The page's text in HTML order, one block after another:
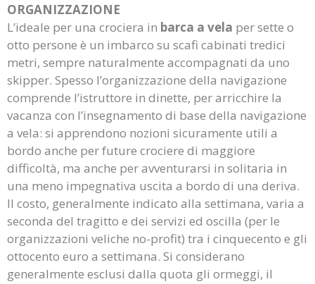
ORGANIZZAZIONE
L’ideale per una crociera in barca a vela per sette o
otto persone è un imbarco su scafi cabinati tredici
metri, sempre naturalmente accompagnati da uno
skipper. Spesso l’organizzazione della navigazione
comprende l’istruttore in dinette, per arricchire la
vacanza con l’insegnamento di base della navigazione
a vela: si apprendono nozioni sicuramente utili a
bordo anche per future crociere di maggiore
difficoltà, ma anche per avventurarsi in solitaria in
una meno impegnativa uscita a bordo di una deriva.
Il costo, generalmente indicato alla settimana, varia a
seconda del tragitto e dei servizi ed oscilla (per le
organizzazioni veliche no-profit) tra i cinquecento e gli
ottocento euro a settimana. Si considerano
generalmente esclusi dalla quota gli ormeggi, il